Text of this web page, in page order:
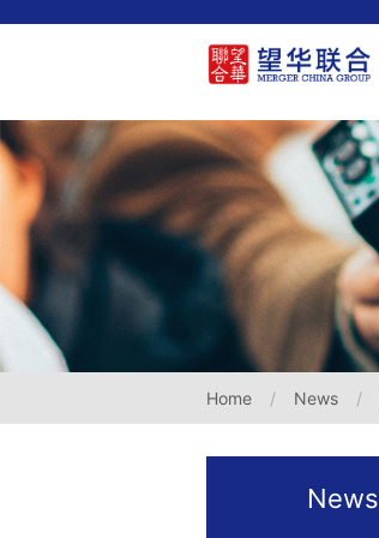
Home News
News